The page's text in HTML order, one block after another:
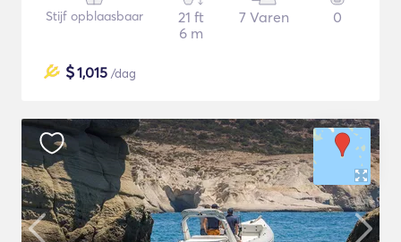
Stijf opblaasbaar
21 ft
6 m
7 Varen 0
$1,015 /dag